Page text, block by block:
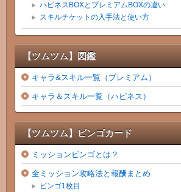
ハピネスBOXとプレミアムBOXの違い
スキルチケットの入手法と使い方
【ツムツム】図鑑
キャラ&スキル一覧（プレミアム）
キャラ＆スキル一覧（ハピネス）
【ツムツム】ビンゴカード
ミッションビンゴとは？
全ミッション攻略法と報酬まとめ
ビンゴ1枚目